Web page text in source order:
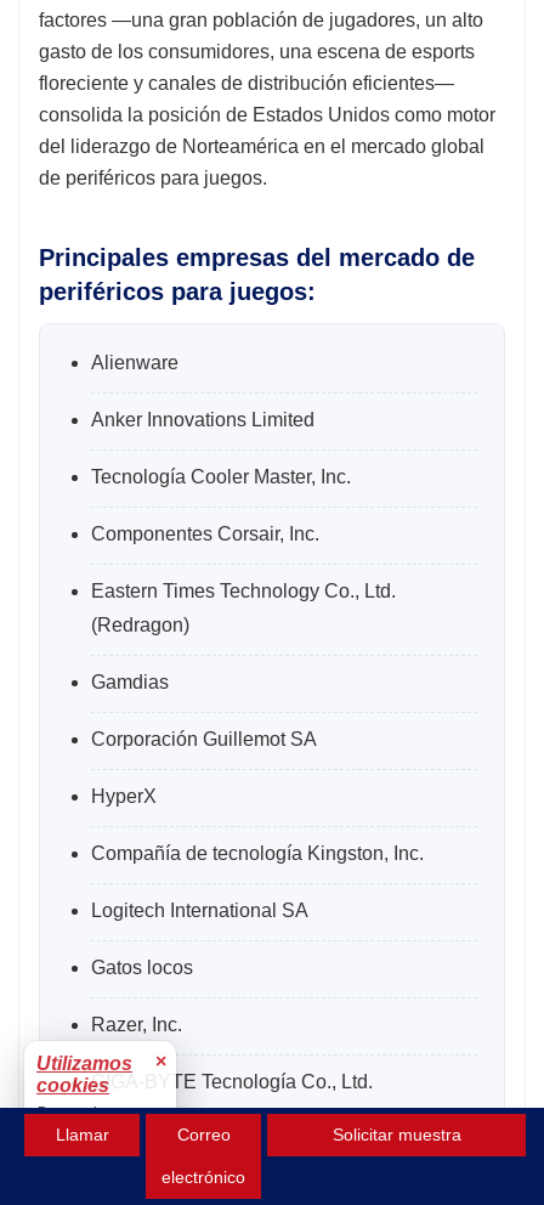
factores —una gran población de jugadores, un alto
gasto de los consumidores, una escena de esports
floreciente y canales de distribución eficientes—
consolida la posición de Estados Unidos como motor
del liderazgo de Norteamérica en el mercado global
de periféricos para juegos.
Principales empresas del mercado de
periféricos para juegos:
Alienware
Anker Innovations Limited
Tecnología Cooler Master, Inc.
Componentes Corsair, Inc.
Eastern Times Technology Co., Ltd.
(Redragon)
Gamdias
Corporación Guillemot SA
HyperX
Compañía de tecnología Kingston, Inc.
Logitech International SA
Gatos locos
Razer, Inc.
GIGA-BYTE Tecnología Co., Ltd.
Tristeza
Sennheiser Electronic GmbH & Co. KG
Llamar Correo
electrónico
Solicitar muestra
Utilizamos
cookies
×
Para mejorar tu
experiencia.